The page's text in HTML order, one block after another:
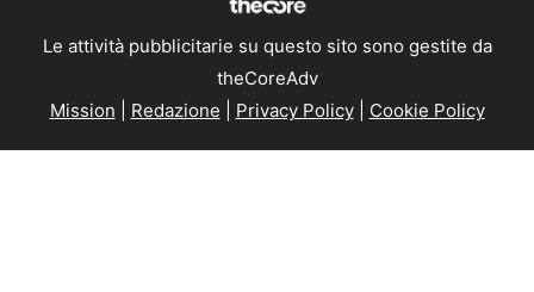
Le attività pubblicitarie su questo sito sono gestite da
theCoreAdv
Mission
Redazione Privacy Policy| Cookie Policy